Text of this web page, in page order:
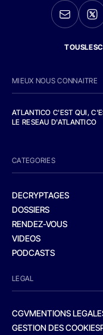
MIEUX NOUS CONNAITRE
ATLANTICO C'EST QUI,
LE RESEAU D'ATLANTICO
CATEGORIES
DECRYPTAGES
DOSSIERS
RENDEZ-VOUS
VIDEOS
PODCASTS
LEGAL
CGVMENTIONS
GESTION DES COOKIES